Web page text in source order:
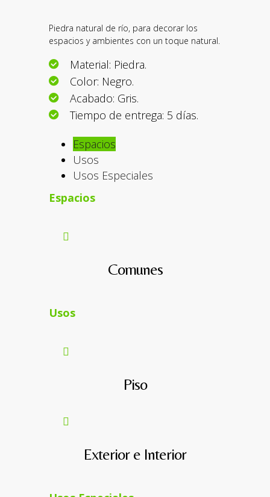
Piedra natural de río, para decorar los
espacios y ambientes con un toque natural.
Material: Piedra.
Color: Negro.
Acabado: Gris.
Tiempo de entrega: 5 días.
Espacios
Usos
Usos Especiales
Espacios
Comunes
Usos
Piso
Exterior e Interior